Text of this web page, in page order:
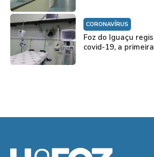
CORONAVÍRUS
Foz do Iguaçu
covid-19, a